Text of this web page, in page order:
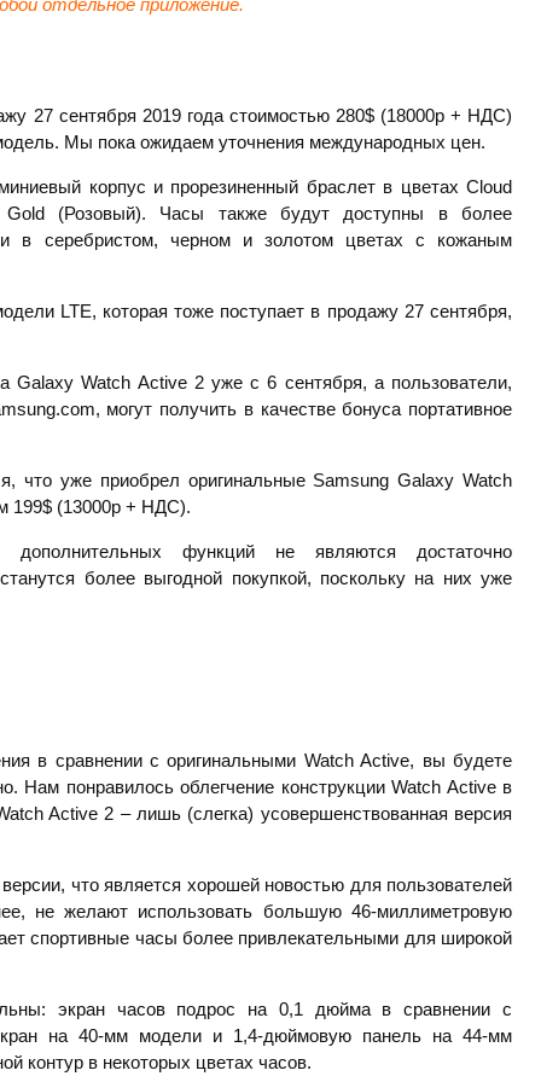
отдельное приложение.
27 сентября 2019 года стоимостью 280$ (18000р + НДС)
Мы пока ожидаем уточнения международных цен.
корпус и прорезиненный браслет в цветах Cloud
(Розовый). Часы также будут доступны в более
в серебристом, черном и золотом цветах с кожаным
LTE, которая тоже поступает в продажу 27 сентября,
Watch Active 2 уже с 6 сентября, а пользователи,
могут получить в качестве бонуса портативное
что уже приобрел оригинальные Samsung Galaxy Watch
199$ (13000р + НДС).
функций не являются достаточно
более выгодной покупкой, поскольку на них уже
в сравнении с оригинальными Watch Active, вы будете
Нам понравилось облегчение конструкции Watch Active в
Active 2 – лишь (слегка) усовершенствованная версия
что является хорошей новостью для пользователей
не желают использовать большую 46-миллиметровую
спортивные часы более привлекательными для широкой
экран часов подрос на 0,1 дюйма в сравнении с
на 40-мм модели и 1,4-дюймовую панель на 44-мм
контур в некоторых цветах часов.